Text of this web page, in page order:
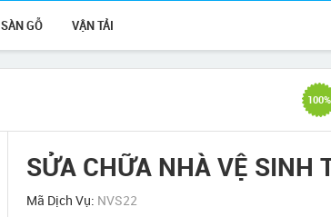
SÀN GỖ VẬN TẢI
100%
SỬA CHỮA NHÀ VỆ SINH
Mã Dịch Vụ: NVS22